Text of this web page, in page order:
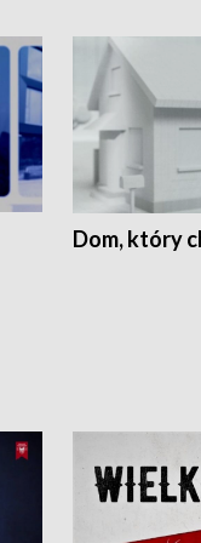
Dom, który